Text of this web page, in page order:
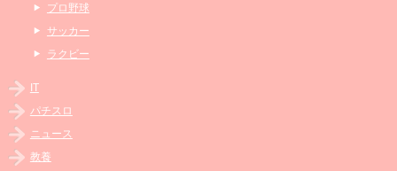
プロ野球
サッカー
ラクビー
IT
パチスロ
ニュース
教養